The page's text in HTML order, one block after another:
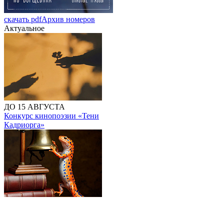
скачать pdfАрхив номеров
Актуальное
ДО 15 АВГУСТА
Конкурс кинопоэзии «Тени
Кадриорга»